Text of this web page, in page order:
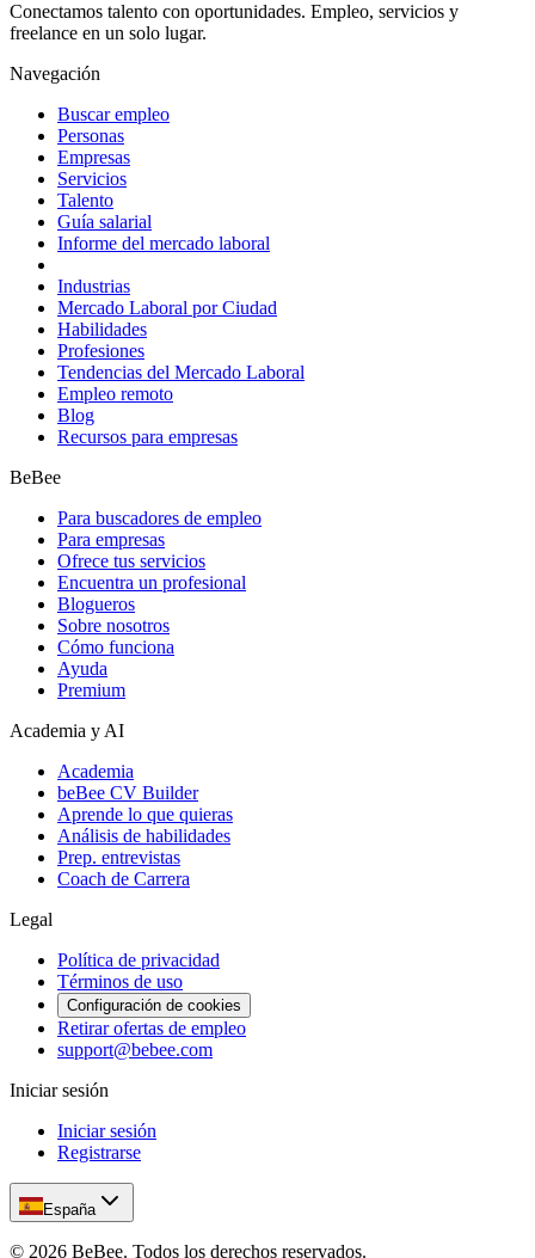
Conectamos talento con oportunidades. Empleo, servicios y
freelance en un solo lugar.
Navegación
Buscar empleo
Personas
Empresas
Servicios
Talento
Guía salarial
Informe del mercado laboral
Industrias
Mercado Laboral por Ciudad
Habilidades
Profesiones
Tendencias del Mercado Laboral
Empleo remoto
Blog
Recursos para empresas
BeBee
Para buscadores de empleo
Para empresas
Ofrece tus servicios
Encuentra un profesional
Blogueros
Sobre nosotros
Cómo funciona
Ayuda
Premium
Academia y AI
Academia
beBee CV Builder
Aprende lo que quieras
Análisis de habilidades
Prep. entrevistas
Coach de Carrera
Legal
Política de privacidad
Términos de uso
Configuración de cookies
Retirar ofertas de empleo
support@bebee.com
Iniciar sesión
Iniciar sesión
Registrarse
España
© 2026 BeBee. Todos los derechos reservados.